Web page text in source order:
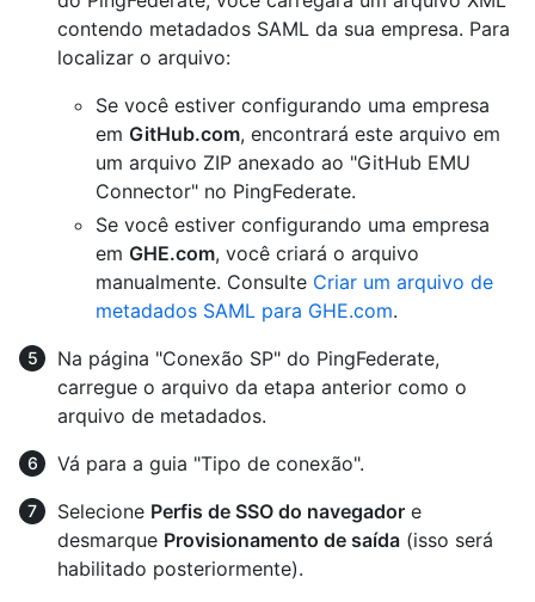
contendo metadados SAML da sua empresa. Para
localizar o arquivo:
Se você estiver configurando uma empresa
em GitHub.com, encontrará este arquivo em
um arquivo ZIP anexado ao "GitHub EMU
Connector" no PingFederate.
Se você estiver configurando uma empresa
em GHE.com, você criará o arquivo
manualmente. Consulte Criar um arquivo de
metadados SAML para GHE.com.
Na página "Conexão SP" do PingFederate,
carregue o arquivo da etapa anterior como o
arquivo de metadados.
Vá para a guia "Tipo de conexão".
Selecione Perfis de SSO do navegador e
desmarque Provisionamento de saída (isso será
habilitado posteriormente).